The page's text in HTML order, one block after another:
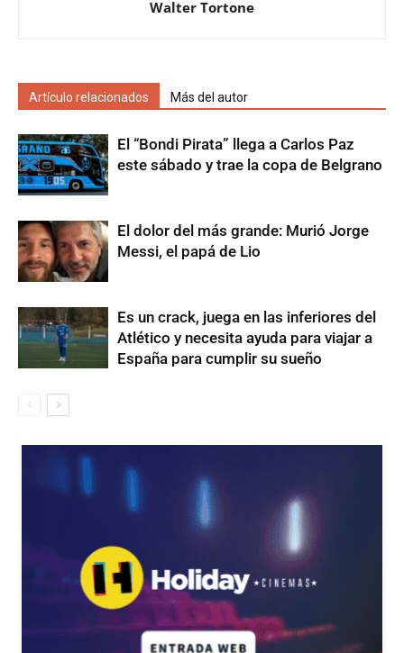
Walter Tortone
Artículo relacionados Más del autor
El “Bondi Pirata” llega a Carlos Paz
este sábado y trae la copa de Belgrano
El dolor del más grande: Murió Jorge
Messi, el papá de Lio
Es un crack, juega en las inferiores del
Atlético y necesita ayuda para viajar a
España para cumplir su sueño